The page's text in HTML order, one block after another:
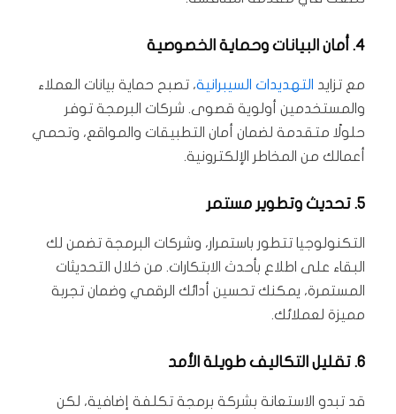
4. أمان البيانات وحماية الخصوصية
مع تزايد التهديدات السيبرانية، تصبح حماية بيانات العملاء
والمستخدمين أولوية قصوى. شركات البرمجة توفر
حلولًا متقدمة لضمان أمان التطبيقات والمواقع، وتحمي
أعمالك من المخاطر الإلكترونية.
5. تحديث وتطوير مستمر
التكنولوجيا تتطور باستمرار، وشركات البرمجة تضمن لك
البقاء على اطلاع بأحدث الابتكارات. من خلال التحديثات
المستمرة، يمكنك تحسين أدائك الرقمي وضمان تجربة
مميزة لعملائك.
6. تقليل التكاليف طويلة الأمد
قد تبدو الاستعانة بشركة برمجة تكلفة إضافية، لكن